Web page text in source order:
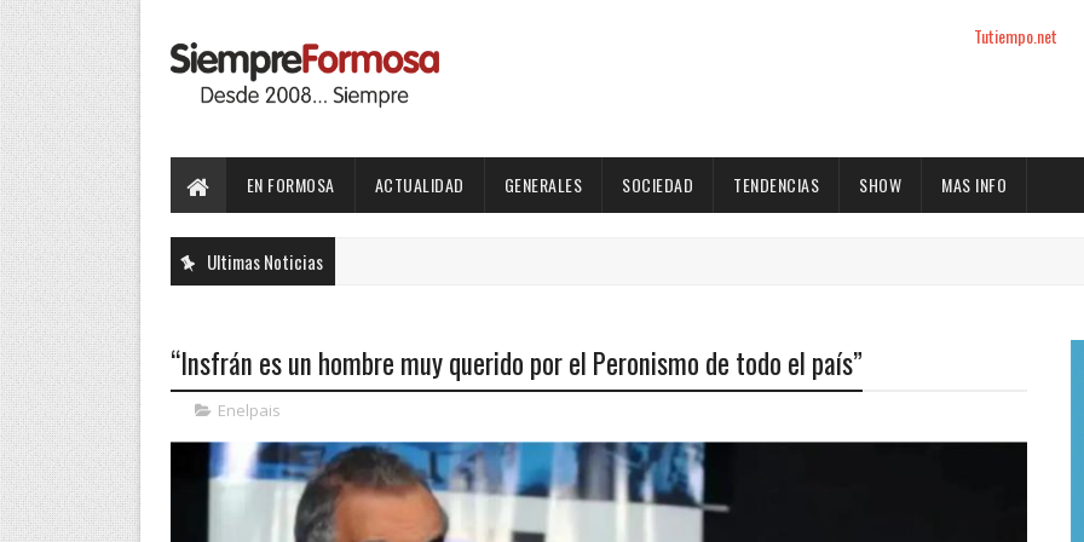
Tutiempo.net
EN FORMOSA ACTUALIDAD GENERALES SOCIEDAD TENDENCIAS SHOW MAS INFO
Ultimas Noticias
“Insfrán es un hombre muy querido por el Peronismo de todo el país”
Enelpais